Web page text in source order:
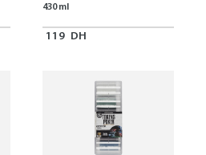
430 ml
119 DH